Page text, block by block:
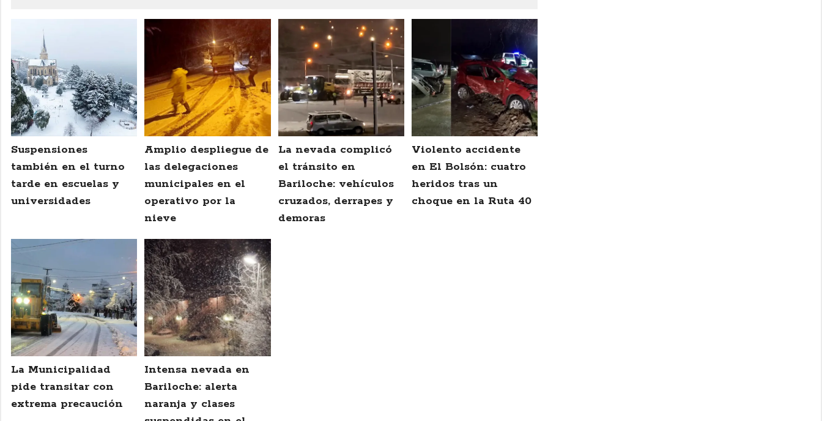
Suspensiones
también en el turno
tarde en escuelas y
universidades
Amplio despliegue de
las delegaciones
municipales en el
operativo por la
nieve
La nevada complicó
el tránsito en
Bariloche: vehículos
cruzados, derrapes y
demoras
Violento accidente
en El Bolsón: cuatro
heridos tras un
choque en la Ruta 40
La Municipalidad
pide transitar con
extrema precaución
Intensa nevada en
Bariloche: alerta
naranja y clases